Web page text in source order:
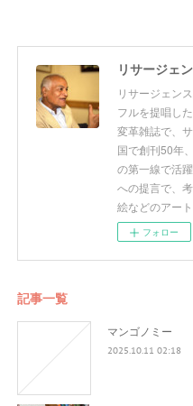
リサージェ
リサージェン
フルを提唱し
変革雑誌で、
国で創刊50年
の第一線で活
への提言で、
絵などのアー
フォロー
記事一覧
マンゴノミー
2025.10.11 02:18